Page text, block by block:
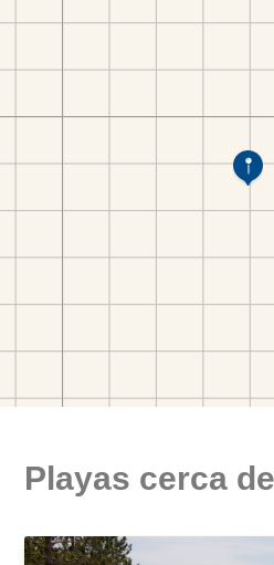
Playas cerca